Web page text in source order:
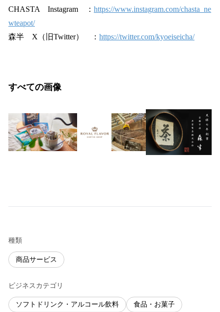
CHASTA Instagram ： https://www.instagram.com/chasta_ne
wteapot/
森半 X（旧Twitter） ： https://twitter.com/kyoeiseicha/
すべての画像
種類
商品サービス
ビジネスカテゴリ
ソフトドリンク・アルコール飲料 食品・お菓子